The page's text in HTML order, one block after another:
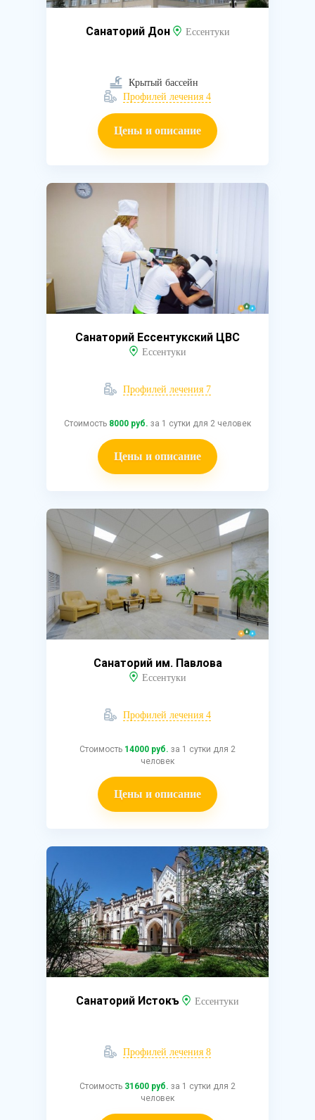
Санаторий Дон Ессентуки
Крытый бассейн
Профилей лечения 4
Цены и описание
Санаторий Ессентукский ЦВС
Ессентуки
Профилей лечения 7
Стоимость 8000 руб. за 1 сутки для 2 человек
Цены и описание
Санаторий им. Павлова
Ессентуки
Профилей лечения 4
Стоимость 14000 руб. за 1 сутки для 2
человек
Цены и описание
Санаторий Истокъ Ессентуки
Профилей лечения 8
Стоимость 31600 руб. за 1 сутки для 2
человек